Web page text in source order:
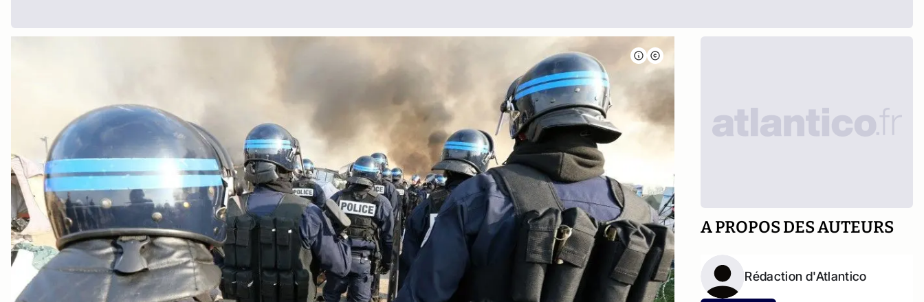
A PROPOS DES AUTEURS
Rédaction d'Atlantico